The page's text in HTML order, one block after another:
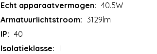
Echt apparaatvermogen: 40.5W
Armatuurlichtstroom: 3129lm
IP: 40
Isolatieklasse: I